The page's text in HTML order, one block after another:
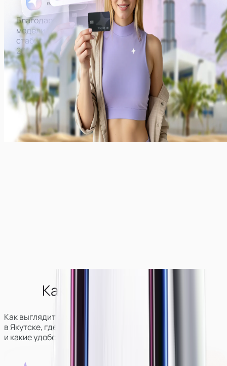
Благодаря правильно выстроенной работе все
модели нашей студии могут рассчитывать на
стабильный доход от
200 000 ₽ в месяц на руки.
Примеры заработков
Как выглядит студия?
Как выглядит студия вебкам-моделей
вЯкутске, где она находится
и какие удобства для девушек там есть.